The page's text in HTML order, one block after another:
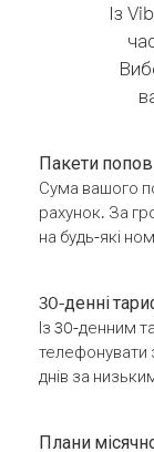
Із
Пакети
Сума вашого
рахунок. За
на будь-які
30-денні
Із 30-денним
телефонувати
днів за
Плани